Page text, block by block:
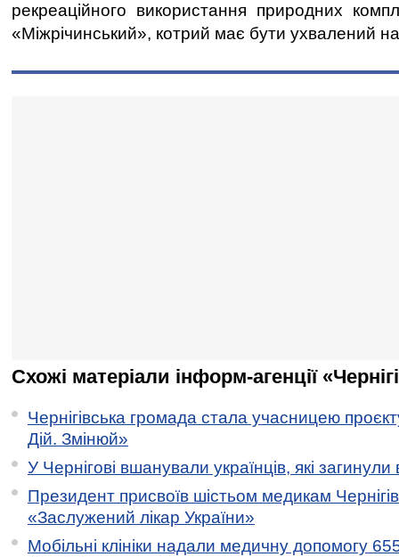
рекреаційного використання природних
«Міжрічинський», котрий має бути ухвалений на
Схожі матеріали інформ-агенції
Чернігівська громада стала учасницею
Дій. Змінюй»
У Чернігові вшанували українців, які загинули
Президент присвоїв шістьом медикам
«Заслужений лікар України»
Мобільні клініки надали медичну допомогу